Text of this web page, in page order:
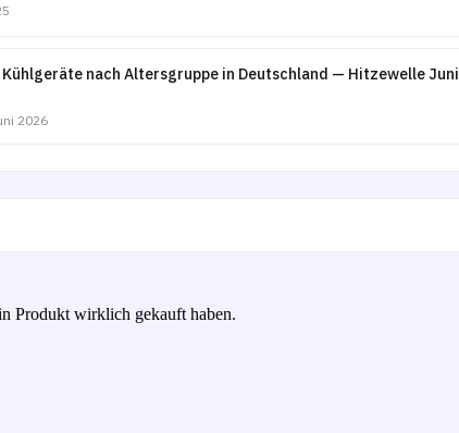
nach Altersgruppe in Deutschland — Hitzewelle Juni
2026
Produkt wirklich gekauft haben.